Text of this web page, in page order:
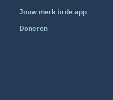
Jouw merk in de app
Doneren